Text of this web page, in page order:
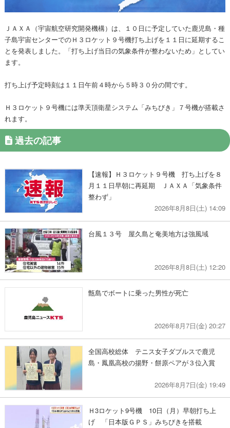
ＪＡＸＡ（宇宙航空研究開発機構）は、１０日に予定していた鹿児島・種
子島宇宙センターでのＨ３ロケット９号機打ち上げを１１日に延期するこ
とを発表しました。「打ち上げ当日の気象条件が整わないため」としてい
ます。
打ち上げ予定時刻は１１日午前４時から５時３０分の間です。
Ｈ３ロケット９号機には準天頂衛星システム「みちびき」７号機が搭載さ
れます。
過去の記事
【速報】Ｈ３ロケット９号機 打ち上げを８
月１１日早朝に再延期 ＪＡＸＡ「気象条件
整わず」
2026年8月8日(土) 14:09
台風１３号 屋久島と奄美地方は強風域
2026年8月8日(土) 12:20
甑島でボートに乗った男性が死亡
2026年8月7日(金) 20:27
全国高校総体 テニス女子ダブルスで鹿児
島・鳳凰高校の揚野・餅原ペアが３位入賞
2026年8月7日(金) 19:49
Ｈ3ロケット9号機 10日（月）早朝打ち上
げ 「日本版ＧＰＳ」みちびきを搭載